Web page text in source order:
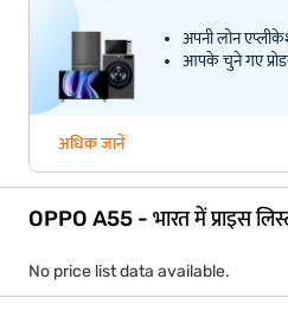
अपनी लोन
आपके चुने गए
अधिक जानें
OPPO A55 - भारत में प्राइस
No price list data available.